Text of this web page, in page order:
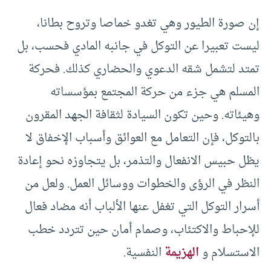
إن صورة الطيور وهي تغدو خماصا وتروح بطانا،
ليست تعبيرا عن التوكل في جانبه المادي فحسب، بل
تمتد لتشمل شقه الدعوي والحضاري كذلك. فحركة
المسلم هي جزء من حركة المجتمع بمؤسساته
وهيئاته. وحين تكون السيادة لثقافة الجهد المقرون
بالتوكل، فإن التعامل مع العوائق وأسباب الإخفاق لا
يظل حبيس الانفعال والتذمر، بل يتجاوزه نحو إعادة
النظر في الرؤى والخطوات ووسائل العمل. ولعل من
أسرار التوكل التي تغفل عنها الألباب أنه مضاد فعال
للإحباط والاكتئاب، وصمام أمان حين تتردد خطب
الاستسلام والهزيمةالنفسية.